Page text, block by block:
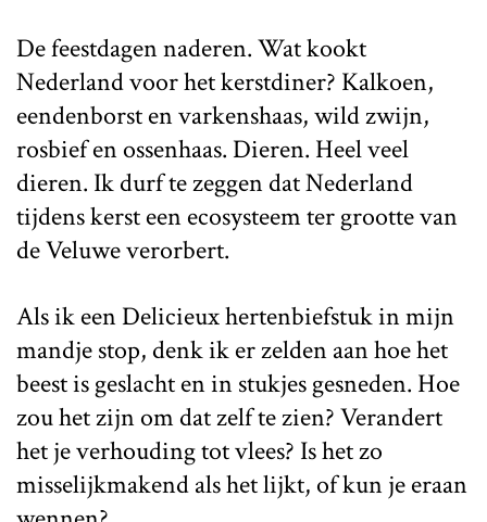
De feestdagen naderen. Wat kookt
Nederland voor het kerstdiner? Kalkoen,
eendenborst en varkenshaas, wild zwijn,
rosbief en ossenhaas. Dieren. Heel veel
dieren. Ik durf te zeggen dat Nederland
tijdens kerst een ecosysteem ter grootte van
de Veluwe verorbert.
Als ik een Delicieux hertenbiefstuk in mijn
mandje stop, denk ik er zelden aan hoe het
beest is geslacht en in stukjes gesneden. Hoe
zou het zijn om dat zelf te zien? Verandert
het je verhouding tot vlees? Is het zo
misselijkmakend als het lijkt, of kun je eraan